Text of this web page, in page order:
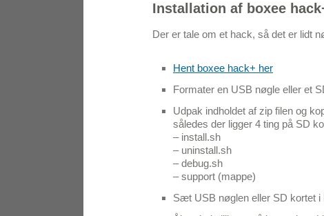
Installation af boxee
Der er tale om et hack, så det er lidt
Hent boxee hack+ her
Formater en USB nøgle eller et
Udpak indholdet af zip filen og
således der ligger 4 ting på SD
– install.sh
– uninstall.sh
– debug.sh
– support (mappe)
Sæt USB nøglen eller SD kortet i